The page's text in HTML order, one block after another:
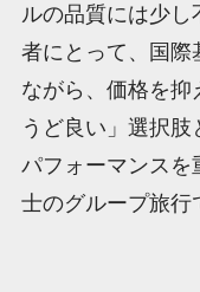
ルの品質には少
者にとって、国際
ながら、価格を抑
うど良い」選択肢
パフォーマンスを
士のグループ旅行